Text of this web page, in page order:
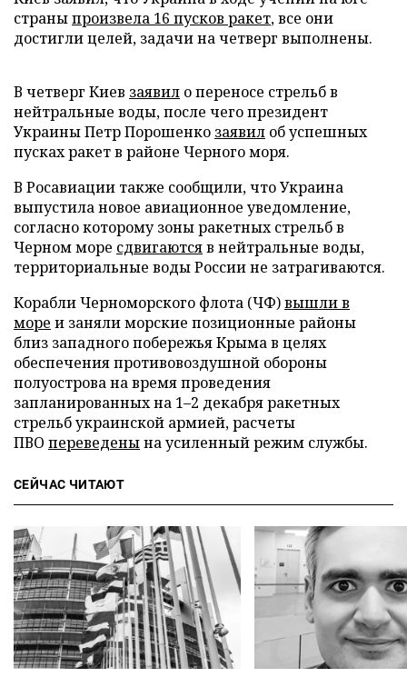
страныпроизвела 16 пусков ракет, все они
достигли целей, задачи на четверг выполнены.
В четверг Киев заявил о переносе стрельб в
нейтральные воды, после чего президент
Украины Петр Порошенко заявил об успешных
пусках ракет в районе Черного моря.
В Росавиации также сообщили, что Украина
выпустила новое авиационное уведомление,
согласно которому зоны ракетных стрельб в
Черном море сдвигаютсяв нейтральные воды,
территориальные воды России не затрагиваются.
Корабли Черноморского флота (ЧФ)вышли в
море и заняли морские позиционные районы
близ западного побережья Крыма в целях
обеспечения противовоздушной обороны
полуострова на время проведения
запланированных на 1–2 декабря ракетных
стрельб украинской армией, расчеты
ПВО переведенына усиленный режим службы.
СЕЙЧАС ЧИТАЮТ